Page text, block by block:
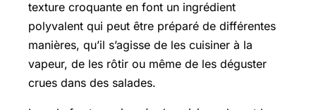
texture croquante en font un ingrédient
polyvalent qui peut être préparé de différentes
manières, qu’il s’agisse de les cuisiner à la
vapeur, de les rôtir ou même de les déguster
crues dans des salades.